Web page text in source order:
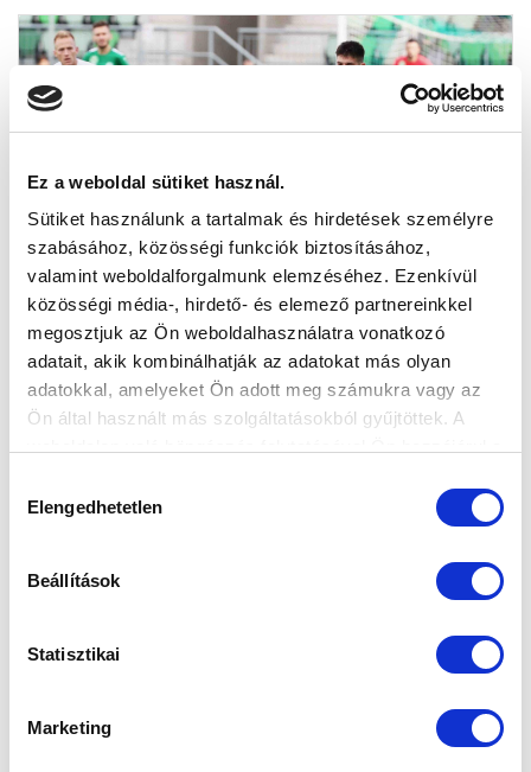
Ez a weboldal sütiket használ.
Sütiket használunk a tartalmak és hirdetések személyre
szabásához, közösségi funkciók biztosításához,
valamint weboldalforgalmunk elemzéséhez. Ezenkívül
közösségi média-, hirdető- és elemező partnereinkkel
megosztjuk az Ön weboldalhasználatra vonatkozó
adatait, akik kombinálhatják az adatokat más olyan
adatokkal, amelyeket Ön adott meg számukra vagy az
Ön által használt más szolgáltatásokból gyűjtöttek. A
kiválasztása
Elengedhetetlen
Beállítások
Statisztikai
Marketing
KÉPGALÉRIA: PAKSI FC - MTK BUDAPEST
4-0 (1-0)
2020-09-26 20:44:07
A Paks elleni mérkőzésünk képei.